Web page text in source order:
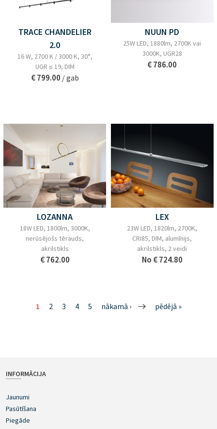
TRACE CHANDELIER
2.0
16 W, 2700 K / 3000 K, 30°,
UGR ≤ 19, DIM
€ 799.00 / gab
NUUN PD
25W LED, 1880lm, 2700K vai
3000K, UGR28
€ 786.00
LOZANNA
18W LED, 1800lm, 3000K,
nerūsējošs tērauds,
akrilstikls
€ 762.00
LEX
23W LED, 1820lm, 2700K,
CRI85, DIM, alumīnijs,
akrilstikls, 2 veidi
No € 724.80
1 2 3 4 5 nākamā › pēdējā »
INFORMĀCIJA
Jaunumi
Pasūtīšana
Piegāde